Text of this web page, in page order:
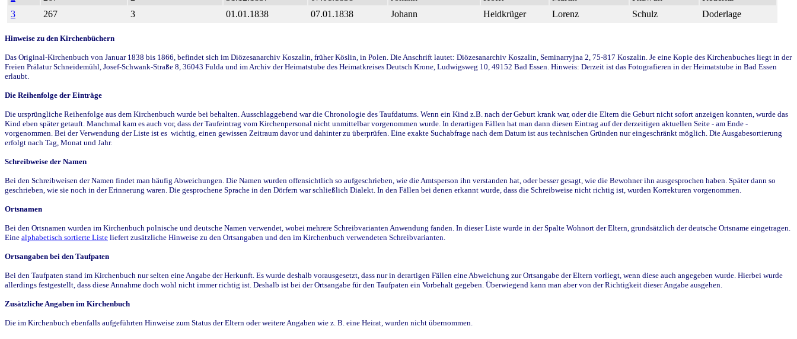
3
267 3 01.01.1838 07.01.1838 Johann Heidkrüger Lorenz Schulz Doderlage
Hinweise zu den Kirchenbüchern
Das Original-Kirchenbuch von Januar 1838 bis 1866, befindet sich im Diözesanarchiv Koszalin, früher Köslin, in Polen. Die Anschrift lautet: Diözesanarchiv Koszalin, Seminarryjna 2, 75-817 Koszalin. Je eine Kopie des Kirchenbuches liegt in der
Freien Prälatur Schneidemühl, Josef-Schwank-Straße 8, 36043 Fulda und im Archiv der Heimatstube des Heimatkreises Deutsch Krone, Ludwigsweg 10, 49152 Bad Essen. Hinweis: Derzeit ist das Fotografieren in der Heimatstube in Bad Essen
erlaubt.
Die Reihenfolge der Einträge
Die ursprüngliche Reihenfolge aus dem Kirchenbuch wurde bei behalten. Ausschlaggebend war die Chronologie des Taufdatums. Wenn ein Kind z.B. nach der Geburt krank war, oder die Eltern die Geburt nicht sofort anzeigen konnten, wurde das
Kind eben später getauft. Manchmal kam es auch vor, dass der Taufeintrag vom Kirchenpersonal nicht unmittelbar vorgenommen wurde. In derartigen Fällen hat man dann diesen Eintrag auf der derzeitigen aktuellen Seite - am Ende -
vorgenommen. Bei der Verwendung der Liste ist es wichtig, einen gewissen Zeitraum davor und dahinter zu überprüfen. Eine exakte Suchabfrage nach dem Datum ist aus technischen Gründen nur eingeschränkt möglich. Die Ausgabesortierung
erfolgt nach Tag, Monat und Jahr.
Schreibweise der Namen
Bei den Schreibweisen der Namen findet man häufig Abweichungen. Die Namen wurden offensichtlich so aufgeschrieben, wie die Amtsperson ihn verstanden hat, oder besser gesagt, wie die Bewohner ihn ausgesprochen haben. Später dann so
geschrieben, wie sie noch in der Erinnerung waren. Die gesprochene Sprache in den Dörfern war schließlich Dialekt. In den Fällen bei denen erkannt wurde, dass die Schreibweise nicht richtig ist, wurden Korrekturen vorgenommen.
Ortsnamen
Bei den Ortsnamen wurden im Kirchenbuch polnische und deutsche Namen verwendet, wobei mehrere Schreibvarianten Anwendung fanden. In dieser Liste wurde in der Spalte Wohnort der Eltern, grundsätzlich der deutsche Ortsname eingetragen.
Eine alphabetisch sortierte Liste liefert zusätzliche Hinweise zu den Ortsangaben und den im Kirchenbuch verwendeten Schreibvarianten.
Ortsangaben bei den Taufpaten
Bei den Taufpaten stand im Kirchenbuch nur selten eine Angabe der Herkunft. Es wurde deshalb vorausgesetzt, dass nur in derartigen Fällen eine Abweichung zur Ortsangabe der Eltern vorliegt, wenn diese auch angegeben wurde. Hierbei wurde
allerdings festgestellt, dass diese Annahme doch wohl nicht immer richtig ist. Deshalb ist bei der Ortsangabe für den Taufpaten ein Vorbehalt gegeben. Überwiegend kann man aber von der Richtigkeit dieser Angabe ausgehen.
Zusätzliche Angaben im Kirchenbuch
Die im Kirchenbuch ebenfalls aufgeführten Hinweise zum Status der Eltern oder weitere Angaben wie z. B. eine Heirat, wurden nicht übernommen.